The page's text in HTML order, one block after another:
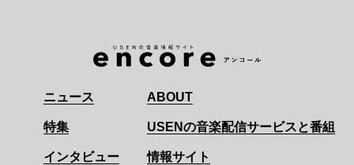
ニュース
特集
インタビュー
ABOUT
USENの音楽配信サービスと番組
情報サイト